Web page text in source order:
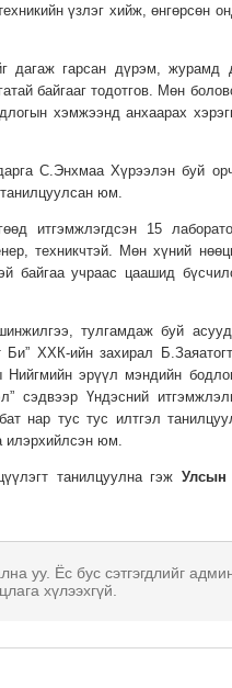
үзлэг хийж, өнгөрсөн
дагаж гарсан дүрэм, журамд
байгааг тодотгов. Мөн
хэмжээнд анхаарах
С.Энхмаа Хүрээлэн буй
юм.
итгэмжлэгдсэн 15
техникчтэй. Мөн хүний
байгаа учраас цаашид
тулгамдаж буй
ХХК-ийн захирал
эрүүл мэндийн
сэдвээр Үндэсний
нар тус тус илтгэл
илэрхийлсэн юм.
танилцуулна гэж Улсын
уу. Ёс бус сэтгэгдлийг
хүлээхгүй.